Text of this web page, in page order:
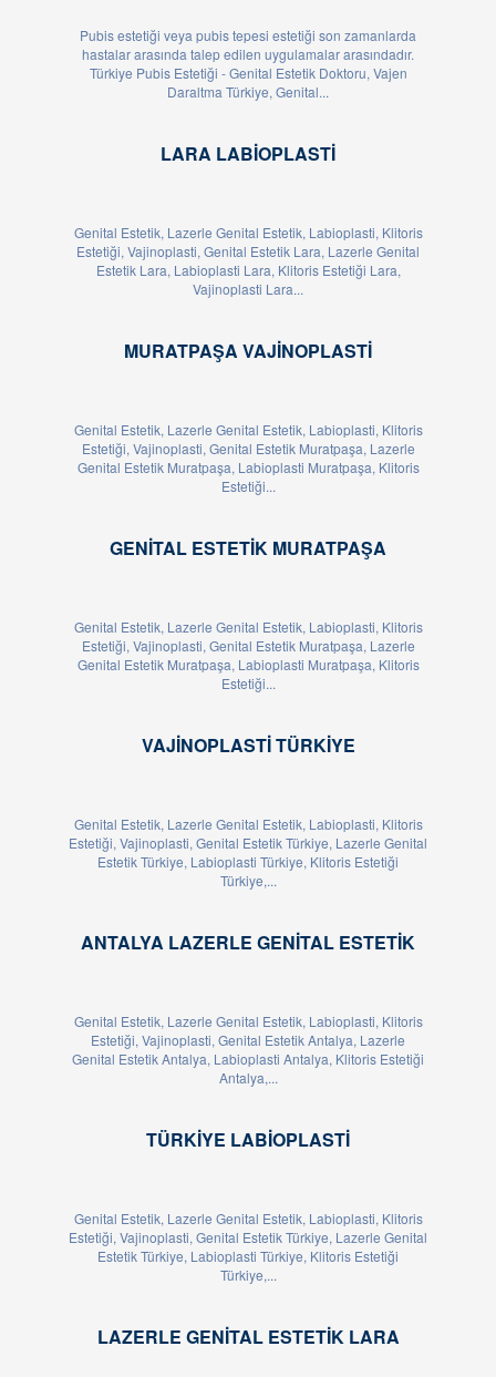
Pubis estetiği veya pubis tepesi estetiği son zamanlarda
hastalar arasında talep edilen uygulamalar arasındadır.
Türkiye Pubis Estetiği - Genital Estetik Doktoru, Vajen
Daraltma Türkiye, Genital...
LARA LABIOPLASTI
Genital Estetik, Lazerle Genital Estetik, Labioplasti, Klitoris
Estetiği, Vajinoplasti, Genital Estetik Lara, Lazerle Genital
Estetik Lara, Labioplasti Lara, Klitoris Estetiği Lara,
Vajinoplasti Lara...
MURATPAŞA VAJINOPLASTI
Genital Estetik, Lazerle Genital Estetik, Labioplasti, Klitoris
Estetiği, Vajinoplasti, Genital Estetik Muratpaşa, Lazerle
Genital Estetik Muratpaşa, Labioplasti Muratpaşa, Klitoris
Estetiği...
GENITAL ESTETIK MURATPAŞA
Genital Estetik, Lazerle Genital Estetik, Labioplasti, Klitoris
Estetiği, Vajinoplasti, Genital Estetik Muratpaşa, Lazerle
Genital Estetik Muratpaşa, Labioplasti Muratpaşa, Klitoris
Estetiği...
VAJINOPLASTI TÜRKIYE
Genital Estetik, Lazerle Genital Estetik, Labioplasti, Klitoris
Estetiği, Vajinoplasti, Genital Estetik Türkiye, Lazerle Genital
Estetik Türkiye, Labioplasti Türkiye, Klitoris Estetiği
Türkiye,...
ANTALYA LAZERLE GENITAL ESTETIK
Genital Estetik, Lazerle Genital Estetik, Labioplasti, Klitoris
Estetiği, Vajinoplasti, Genital Estetik Antalya, Lazerle
Genital Estetik Antalya, Labioplasti Antalya, Klitoris Estetiği
Antalya,...
TÜRKIYE LABIOPLASTI
Genital Estetik, Lazerle Genital Estetik, Labioplasti, Klitoris
Estetiği, Vajinoplasti, Genital Estetik Türkiye, Lazerle Genital
Estetik Türkiye, Labioplasti Türkiye, Klitoris Estetiği
Türkiye,...
LAZERLE GENITAL ESTETIK LARA